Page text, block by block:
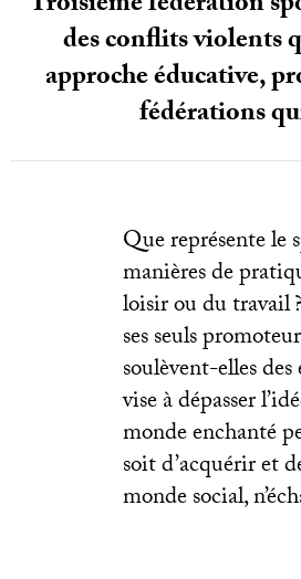
des conflits violents
approche éducative,
fédérations
Que représente le
manières de
loisir ou du travail
ses seuls
soulèvent-elles
vise à dépasser
monde enchanté
soit d’acquérir et
monde social,